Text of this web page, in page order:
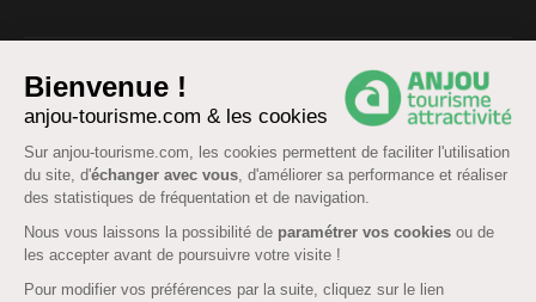
Bienvenue !
anjou-tourisme.com & les cookies
Sur anjou-tourisme.com, les cookies permettent de faciliter l'utilisation
du site, d'échanger avec vous, d'améliorer sa performance et réaliser
des statistiques de fréquentation et de navigation.
Nous vous laissons la possibilité de paramétrer vos cookies ou de
les accepter avant de poursuivre votre visite !
Pour modifier vos préférences par la suite, cliquez sur le lien
Données personnelles -Cookies